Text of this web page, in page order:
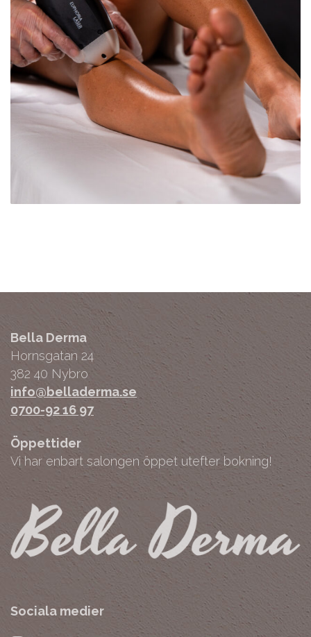
Bella Derma
Hornsgatan 24
382 40 Nybro
info@belladerma.se
0700-92 16 97
Öppettider
Vi har enbart salongen öppet utefter bokning!
Sociala medier